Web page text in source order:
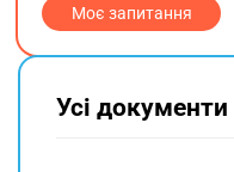
Моє запитання
Усі документи